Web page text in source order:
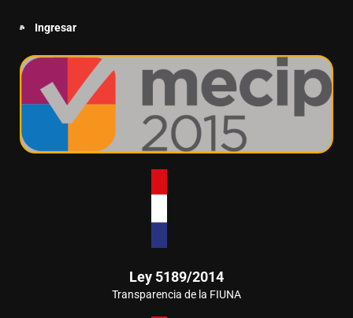
Ingresar
Ley 5189/2014
Transparencia de la FIUNA